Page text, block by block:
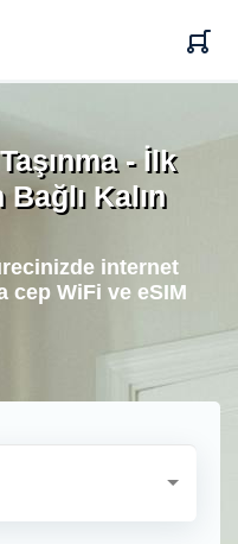
- İlk
Kalın
internet
cep WiFi ve eSIM